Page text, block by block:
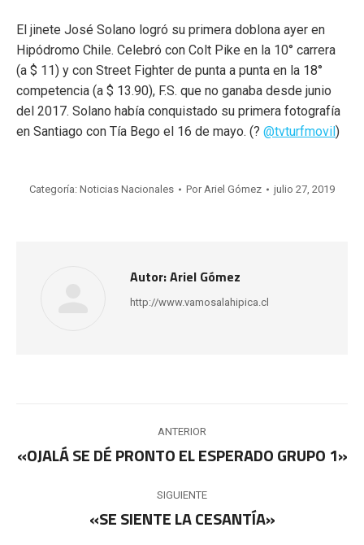
El jinete José Solano logró su primera doblona ayer en
Hipódromo Chile. Celebró con Colt Pike en la 10° carrera
(a $ 11) y con Street Fighter de punta a punta en la 18°
competencia (a $ 13.90), F.S. que no ganaba desde junio
del 2017. Solano había conquistado su primera fotografía
en Santiago con Tía Bego el 16 de mayo. (? @tvturfmovil)
Categoría: Noticias Nacionales PorAriel Gómez julio 27, 2019
Autor:Ariel Gómez
http://www.vamosalahipica.cl
entre
publicaciones
ANTERIOR
Publicación
«OJALÁ SE DÉ PRONTO EL ESPERADO GRUPO 1»
SIGUIENTE
Publicación
«SE SIENTE LA CESANTÍA»